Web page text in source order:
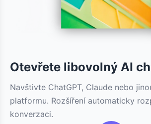
Otevřete libovolný AI
Navštivte ChatGPT, Claude nebo
platformu. Rozšíření automaticky
konverzaci.